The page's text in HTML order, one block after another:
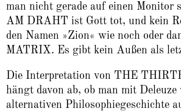
man nicht gerade auf einen
AM DRAHT ist Gott tot, und kein
den Namen »Zion« wie noch oder
MATRIX. Es gibt kein Außen als
Die Interpretation von THE
hängt davon ab, ob man mit Deleuze
alternativen Philosophiegeschichte